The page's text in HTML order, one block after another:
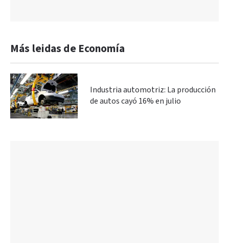
Más leidas de Economía
Industria automotriz: La producción
de autos cayó 16% en julio